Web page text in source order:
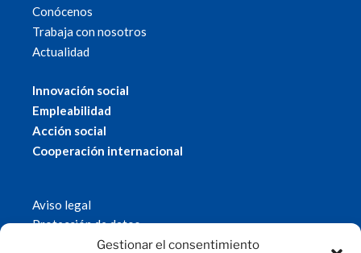
Gestionar el consentimiento
Conócenos
Trabaja con nosotros
Actualidad
Innovación social
Empleabilidad
Acción social
Cooperación internacional
Aviso legal
Protección de datos
Política de cookies